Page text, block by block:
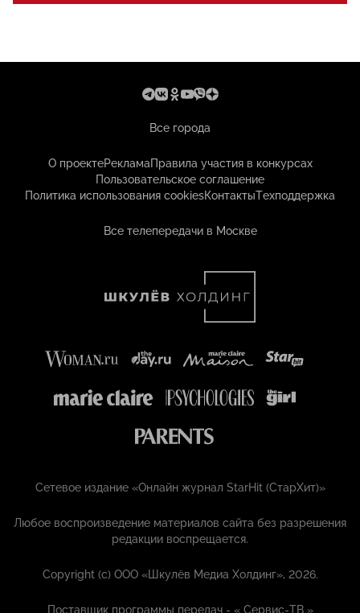
Все города
О проектеРекламаПравила участия в конкурсах
Пользовательское соглашение
Политика использования cookiesКонтактыТехподдержка
Все телепередачи в Москве
Сетевое издание «Онлайн журнал StarHit (СтарХит)»
Любое воспроизведение материалов сайта без разрешения
редакции воспрещается.
Copyright (с) ООО «Шкулёв Медиа Холдинг», 2026.
Поставщик программы передач - «Сервис-ТВ »